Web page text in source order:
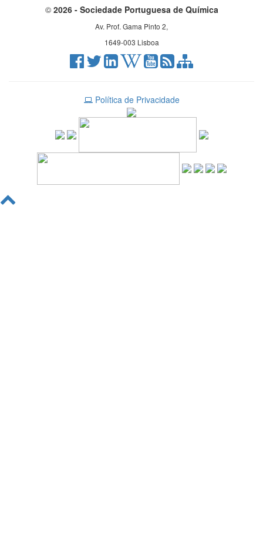
© 2026 - Sociedade Portuguesa de Química
Av. Prof. Gama Pinto 2,
1649-003 Lisboa
Política de Privacidade